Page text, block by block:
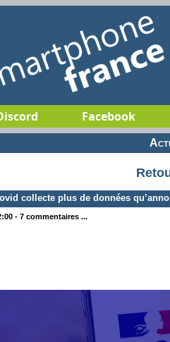
Facebook
collecte plus de données
- 7 commentaires ...